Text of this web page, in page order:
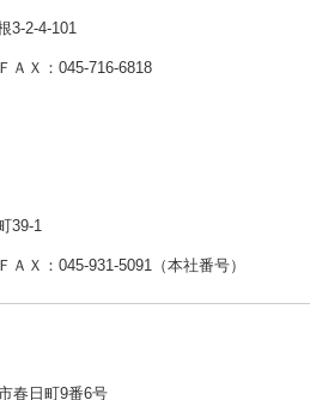
3-2-4-101
Ｘ：045-716-6818
39-1
Ｘ：045-931-5091（本社番号）
春日町9番6号